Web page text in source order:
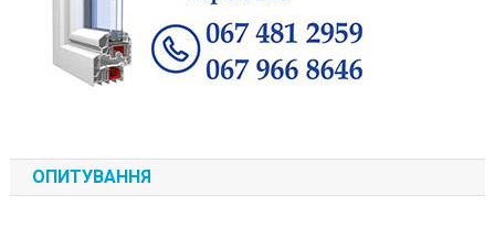
ОПИТУВАННЯ